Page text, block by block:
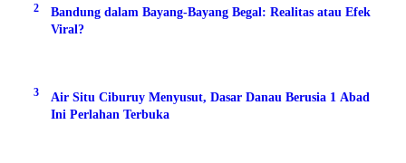
2
Bandung dalam Bayang-Bayang Begal: Realitas atau Efek
Viral?
3
Air Situ Ciburuy Menyusut, Dasar Danau Berusia 1 Abad
Ini Perlahan Terbuka